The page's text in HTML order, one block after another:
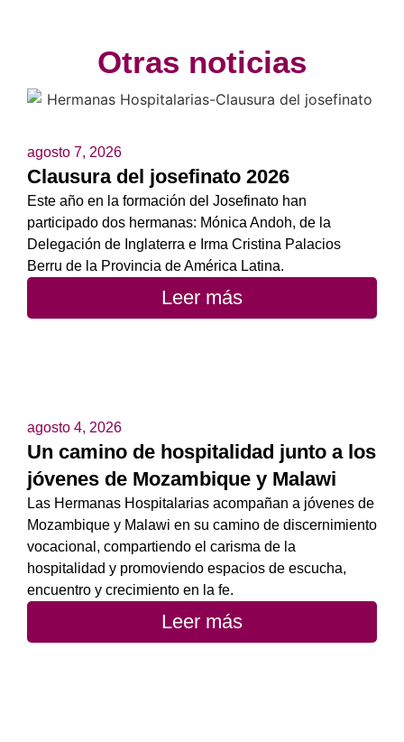
Otras noticias
agosto 7, 2026
Clausura del josefinato 2026
Este año en la formación del Josefinato han
participado dos hermanas: Mónica Andoh, de la
Delegación de Inglaterra e Irma Cristina Palacios
Berru de la Provincia de América Latina.
Leer más
agosto 4, 2026
Un camino de hospitalidad junto a los
jóvenes de Mozambique y Malawi
Las Hermanas Hospitalarias acompañan a jóvenes de
Mozambique y Malawi en su camino de discernimiento
vocacional, compartiendo el carisma de la
hospitalidad y promoviendo espacios de escucha,
encuentro y crecimiento en la fe.
Leer más